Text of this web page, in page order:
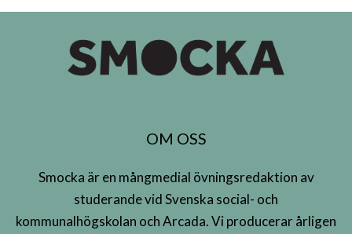
OM OSS
Smocka är en mångmedial övningsredaktion av
studerande vid Svenska social- och
kommunalhögskolan och Arcada. Vi producerar årligen